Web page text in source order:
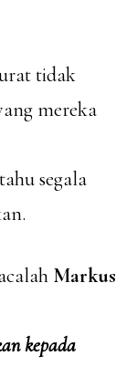
tidak
mereka
segala
Markus
kepada